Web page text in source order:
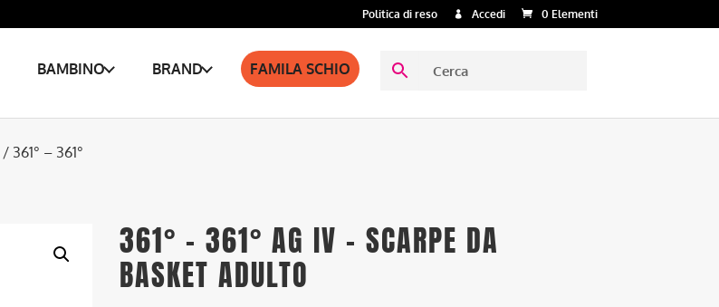
Politica di reso Accedi 0 Elementi
BAMBINO BRAND FAMILA SCHIO
/ 361° – 361°
361° – 361° AG IV – SCARPE DA
BASKET ADULTO